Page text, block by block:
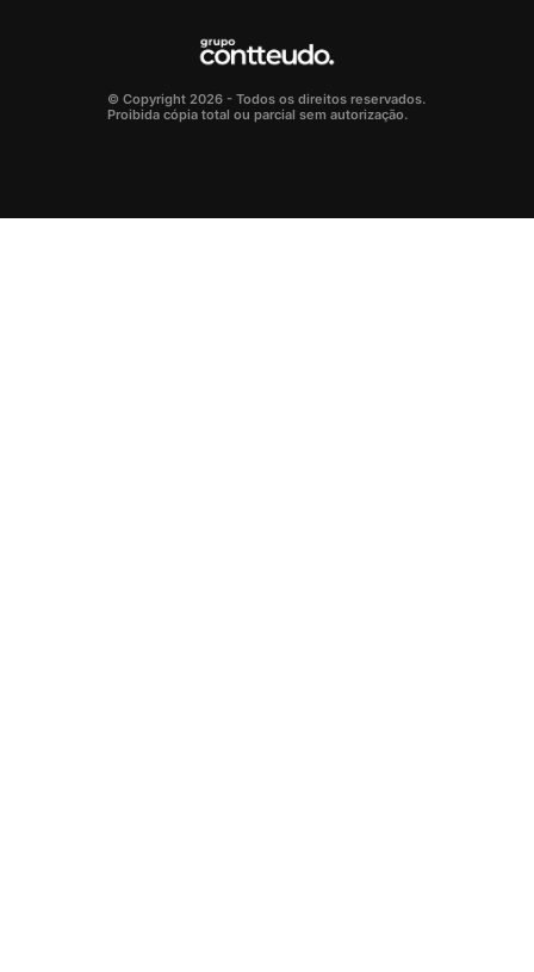
© Copyright 2026 - Todos os direitos reservados.
Proibida cópia total ou parcial sem autorização.